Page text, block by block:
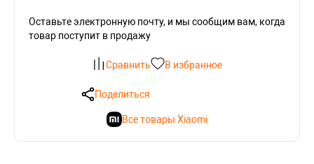
Оставьте электронную почту, и мы сообщим вам, когда
товар поступит в продажу
Сравнить В избранное
Поделиться
Все товары Xiaomi